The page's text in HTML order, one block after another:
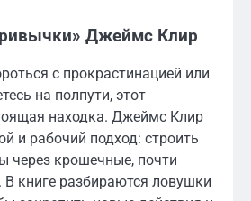
Джеймс Клир
с прокрастинацией или
на полпути, этот
находка. Джеймс Клир
и рабочий подход: строить
через крошечные, почти
книге разбираются ловушки